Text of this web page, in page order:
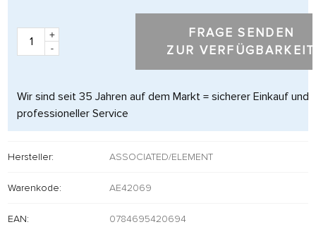
+
-
FRAGE SENDEN
ZUR VERFÜGBARKEIT
Wir sind seit 35 Jahren auf dem Markt = sicherer Einkauf und
professioneller Service
Hersteller: ASSOCIATED/ELEMENT
Warenkode: AE42069
EAN: 0784695420694